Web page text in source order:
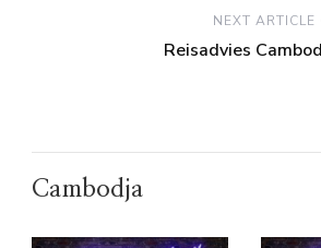
NEXT ARTICLE
Reisadvies
Cambodja